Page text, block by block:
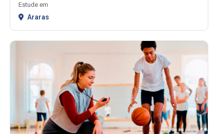
Estude em
Araras